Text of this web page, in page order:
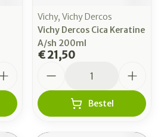
Vichy, Vichy Dercos
Vichy Dercos Cica Keratine
A/sh 200ml
€ 21,50
Bestel